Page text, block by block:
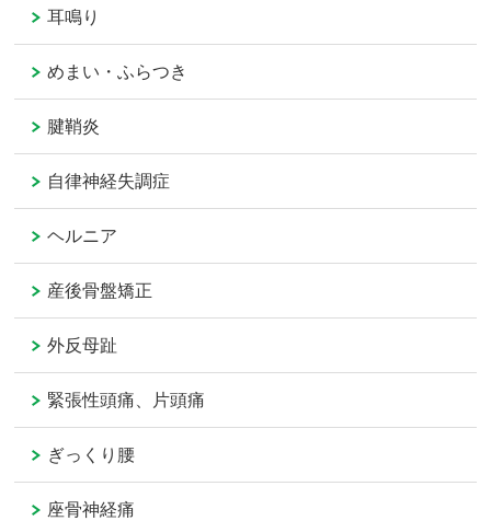
耳鳴り
めまい・ふらつき
腱鞘炎
自律神経失調症
ヘルニア
産後骨盤矯正
外反母趾
緊張性頭痛、片頭痛
ぎっくり腰
座骨神経痛